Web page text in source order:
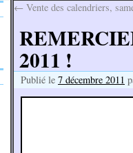
← Vente des calendriers,
2011 !
Publié le 7 décembre 2011